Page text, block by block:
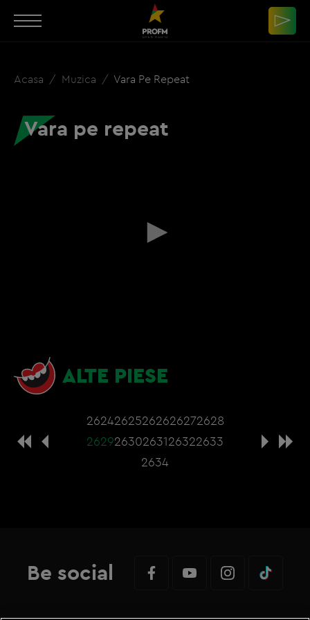
Acasa Muzica Vara Pe Repeat
Vara pe repeat
ALTE PIESE
26242625262626272628
26292630263126322633
2634
Be social